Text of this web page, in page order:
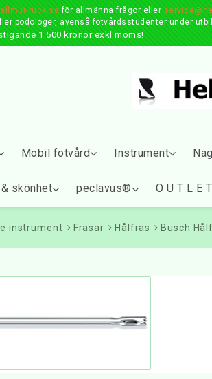
ruck.se för allmänna frågor eller
podologer, ävenså fotvårdsstudenter under
1 500 kronor exkl moms!
Mobil fotvård Instrument
skönhet peclavus® O U T L E
instrument Fräsar Hålfräs Busch